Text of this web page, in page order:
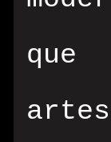
que